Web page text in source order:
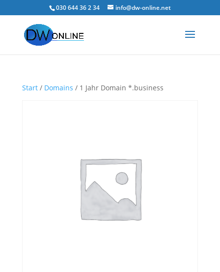
030 644 36 2 34 info@dw-online.net
Start/ Domains / 1 Jahr Domain *.business